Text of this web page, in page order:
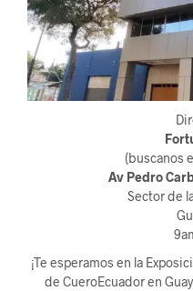
(buscanos
Av Pedro
Sector de
¡Te esperamos en la
de CueroEcuador en